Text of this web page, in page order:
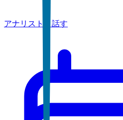
アナリストと話す